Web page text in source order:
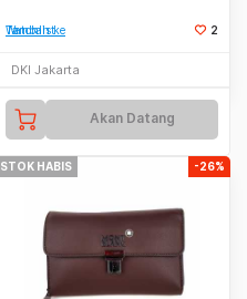
Tambah ke Watchlist 2
DKI Jakarta
Akan Datang
STOK HABIS -26%